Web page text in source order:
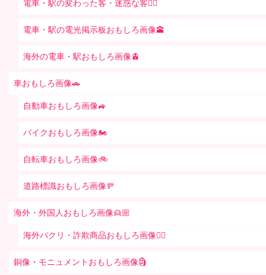
電車・駅の変わった客・迷惑な客🤦‍♀️
電車・駅の電光掲示板おもしろ画像🕋
海外の電車・駅おもしろ画像🚊
車おもしろ画像🚗
自動車おもしろ画像🚙
バイクおもしろ画像🏍
自転車おもしろ画像🚲
道路標識おもしろ画像🚥
海外・外国人おもしろ画像👱🏼
海外パクリ・詐欺商品おもしろ画像🙅‍♀️
銅像・モニュメントおもしろ画像🗿